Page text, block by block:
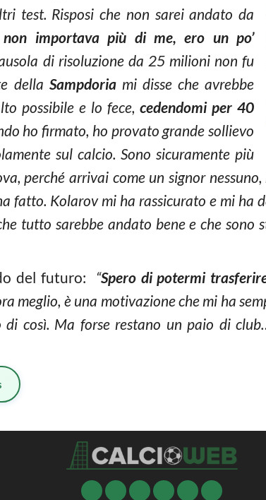
test. Risposi che non sarei andato da
non importava più di me, ero un po’
di risoluzione da 25 milioni non fu
della Sampdoria mi disse che avrebbe
possibile e lo fece, cedendomi per 40
ho firmato, ho provato grande sollievo
sul calcio. Sono sicuramente più
perché arrivai come un signor
fatto. Kolarov mi ha rassicurato e mi ha
tutto sarebbe andato bene e che sono
del futuro:
“Spero di potermi
meglio, è una motivazione che mi ha
così. Ma forse restano un paio di